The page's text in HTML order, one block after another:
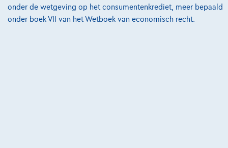
onder de wetgeving op het consumentenkrediet, meer bepaald
onder boek VII van het Wetboek van economisch recht.